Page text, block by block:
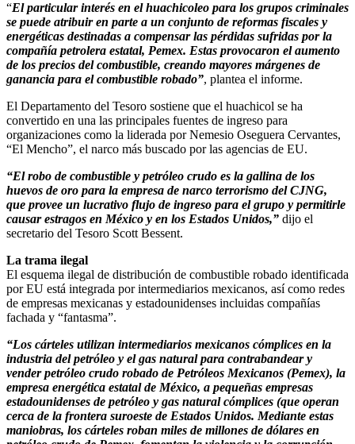
“El particular interés en el huachicoleo para los grupos criminales
se puede atribuir en parte a un conjunto de reformas fiscales y
energéticas destinadas a compensar las pérdidas sufridas por la
compañía petrolera estatal, Pemex. Estas provocaron el aumento
de los precios del combustible, creando mayores márgenes de
ganancia para el combustible robado”, plantea el informe.
El Departamento del Tesoro sostiene que el huachicol se ha
convertido en una las principales fuentes de ingreso para
organizaciones como la liderada por Nemesio Oseguera Cervantes,
“El Mencho”, el narco más buscado por las agencias de EU.
“El robo de combustible y petróleo crudo es la gallina de los
huevos de oro para la empresa de narco terrorismo del CJNG,
que provee un lucrativo flujo de ingreso para el grupo y permitirle
causar estragos en México y en los Estados Unidos,” dijo el
secretario del Tesoro Scott Bessent.
La trama ilegal
El esquema ilegal de distribución de combustible robado identificada
por EU está integrada por intermediarios mexicanos, así como redes
de empresas mexicanas y estadounidenses incluidas compañías
fachada y “fantasma”.
“Los cárteles utilizan intermediarios mexicanos cómplices en la
industria del petróleo y el gas natural para contrabandear y
vender petróleo crudo robado de Petróleos Mexicanos (Pemex), la
empresa energética estatal de México, a pequeñas empresas
estadounidenses de petróleo y gas natural cómplices (que operan
cerca de la frontera suroeste de Estados Unidos. Mediante estas
maniobras, los cárteles roban miles de millones de dólares en